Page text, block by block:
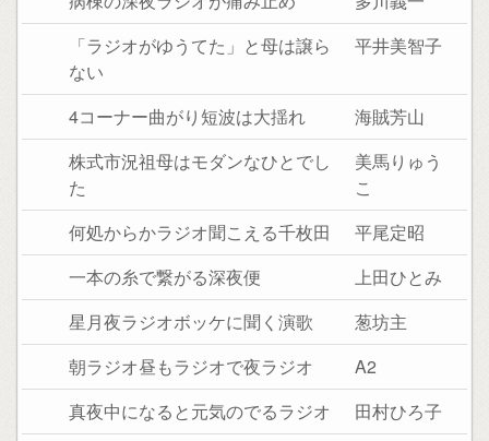
「ラジオがゆうてた」と母は譲ら
ない
平井美智子
4コーナー曲がり短波は大揺れ
海賊芳山
株式市況祖母はモダンなひとでし
た
美馬りゅう
こ
何処からかラジオ聞こえる千枚田
平尾定昭
一本の糸で繋がる深夜便
上田ひとみ
星月夜ラジオボッケに聞く演歌
葱坊主
朝ラジオ昼もラジオで夜ラジオ
A2
真夜中になると元気のでるラジオ
田村ひろ子